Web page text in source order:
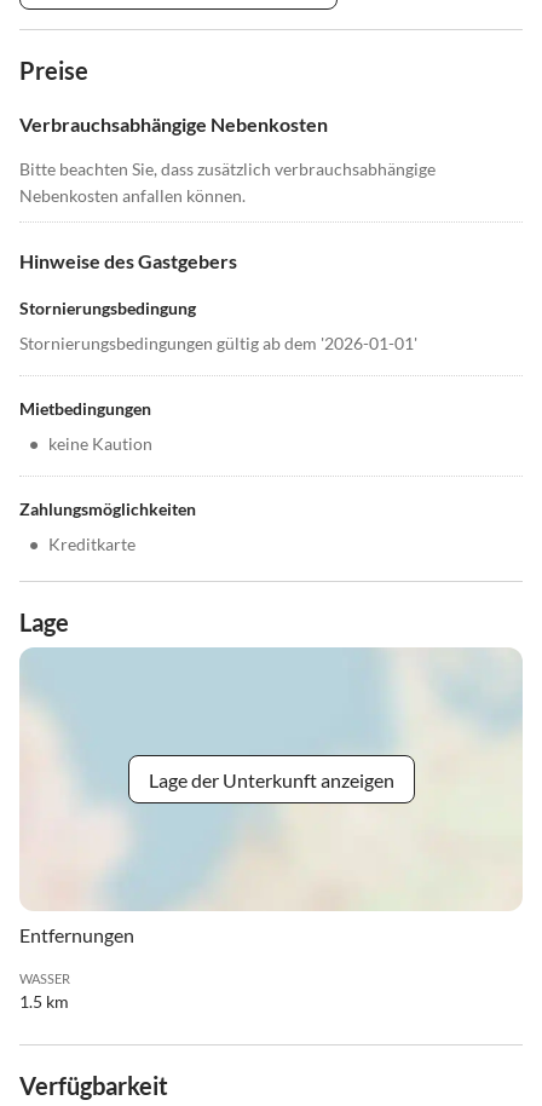
Preise
Verbrauchsabhängige Nebenkosten
Bitte beachten Sie, dass zusätzlich verbrauchsabhängige
Nebenkosten anfallen können.
Hinweise des Gastgebers
Stornierungsbedingung
Stornierungsbedingungen gültig ab dem '2026-01-01'
Mietbedingungen
• keine Kaution
Zahlungsmöglichkeiten
• Kreditkarte
Lage
Lage der Unterkunft anzeigen
Entfernungen
WASSER
1.5 km
Verfügbarkeit